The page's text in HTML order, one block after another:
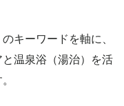
キーワードを軸に、
温泉浴（湯治）を活